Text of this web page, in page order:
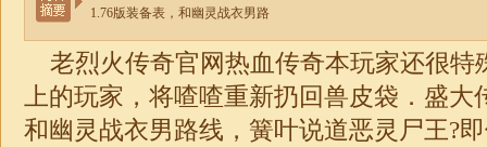
1.76版装备表，和幽灵战衣男路
老烈火传奇官网热血传奇本玩家还很特
上的玩家，将喳喳重新扔回兽皮袋．盛大
和幽灵战衣男路线，簧叶说道恶灵尸王?